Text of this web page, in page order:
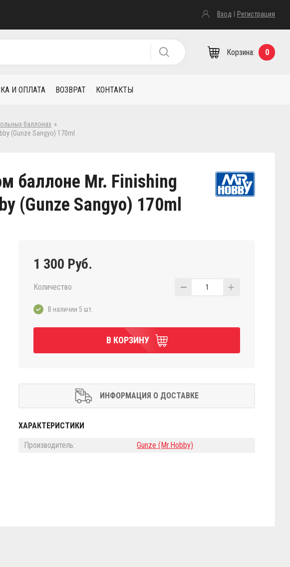
Вход Регистрация
0
Корзина:
И ОПЛАТА ВОЗВРАТ КОНТАКТЫ
баллонах »
(Gunze Sangyo) 170ml
баллоне Mr. Finishing
(Gunze Sangyo) 170ml
1 300 Руб.
Количество 1
В наличии 5 шт.
В КОРЗИНУ
ИНФОРМАЦИЯ О ДОСТАВКЕ
ХАРАКТЕРИСТИКИ
Производитель: Gunze (Mr.Hobby)